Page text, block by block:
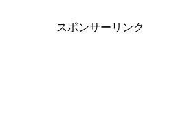
スポンサーリンク